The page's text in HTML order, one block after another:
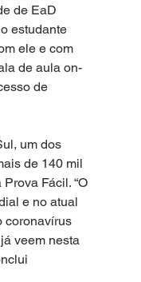
de EaD
estudante
ele e com
de aula on-
de
um dos
de 140 mil
Fácil. “O
e no atual
coronavírus
veem nesta